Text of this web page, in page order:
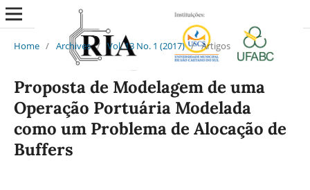
Home / Archives / Vol. 13 No. 1 (2017) / Artigos
Proposta de Modelagem de uma
Operação Portuária Modelada
como um Problema de Alocação de
Buffers